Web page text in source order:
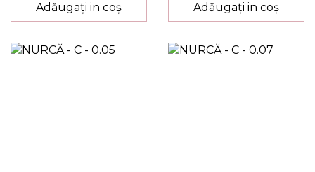
Adăugați in coș Adăugați in coș